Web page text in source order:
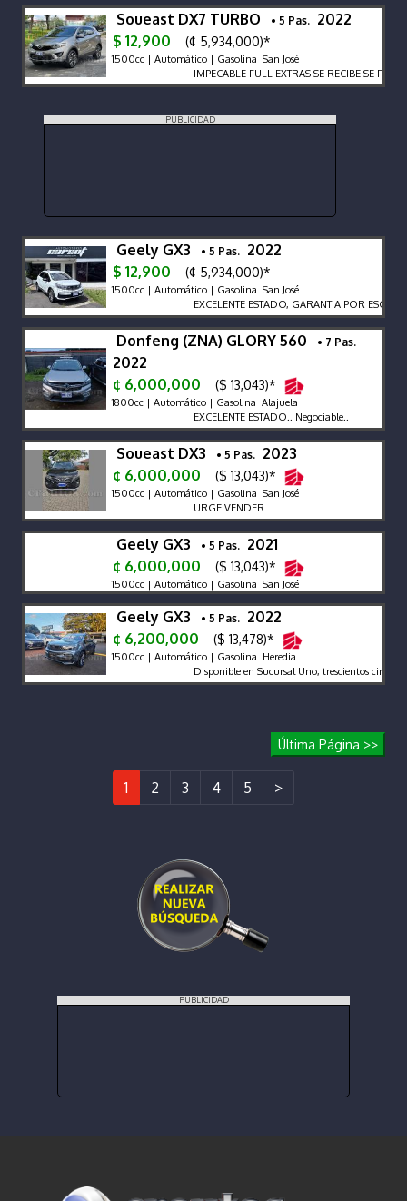
Soueast DX7 TURBO • 5 Pas. 2022
$ 12,900
(¢ 5,934,000)*
1500cc | Automático | Gasolina San José
IMPECABLE FULL EXTRAS SE RECIBE SE
PUBLICIDAD
Geely GX3 • 5 Pas. 2022
$ 12,900
(¢ 5,934,000)*
1500cc | Automático | Gasolina San José
EXCELENTE ESTADO, GARANTIA POR ESCRITO
Donfeng (ZNA) GLORY 560 • 7 Pas.
2022
¢ 6,000,000
($ 13,043)*
1800cc | Automático | Gasolina Alajuela
EXCELENTE ESTADO.. Negociable..
Soueast DX3 • 5 Pas. 2023
¢ 6,000,000
($ 13,043)*
1500cc | Automático | Gasolina San José
URGE VENDER
Geely GX3 • 5 Pas. 2021
¢ 6,000,000
($ 13,043)*
1500cc | Automático | Gasolina San José
Geely GX3 • 5 Pas. 2022
¢ 6,200,000
($ 13,478)*
1500cc | Automático | Gasolina Heredia
Disponible en Sucursal Uno, trescientos
Última Página >>
1 2 3 4 5 >
PUBLICIDAD